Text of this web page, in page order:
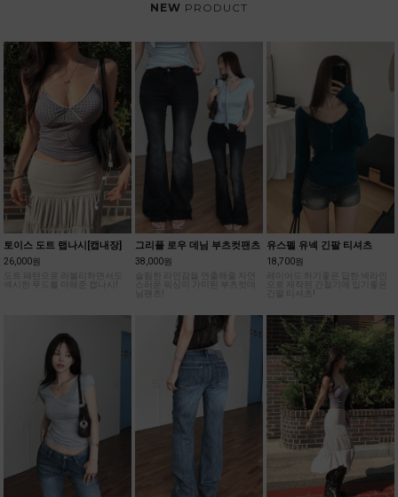
NEW PRODUCT
토이스 도트 랩나시[캡내장]
26,000원
섹시한 무드를 더해준 캡나시!
그리플 로우 데님 부츠컷팬츠
38,000원
슬림한 라인감을 연출해줄 자연
님팬츠!
유스펠 유넥 긴팔 티셔츠
18,700원
으로 제작된 간절기에 입기좋은
긴팔 티셔츠!